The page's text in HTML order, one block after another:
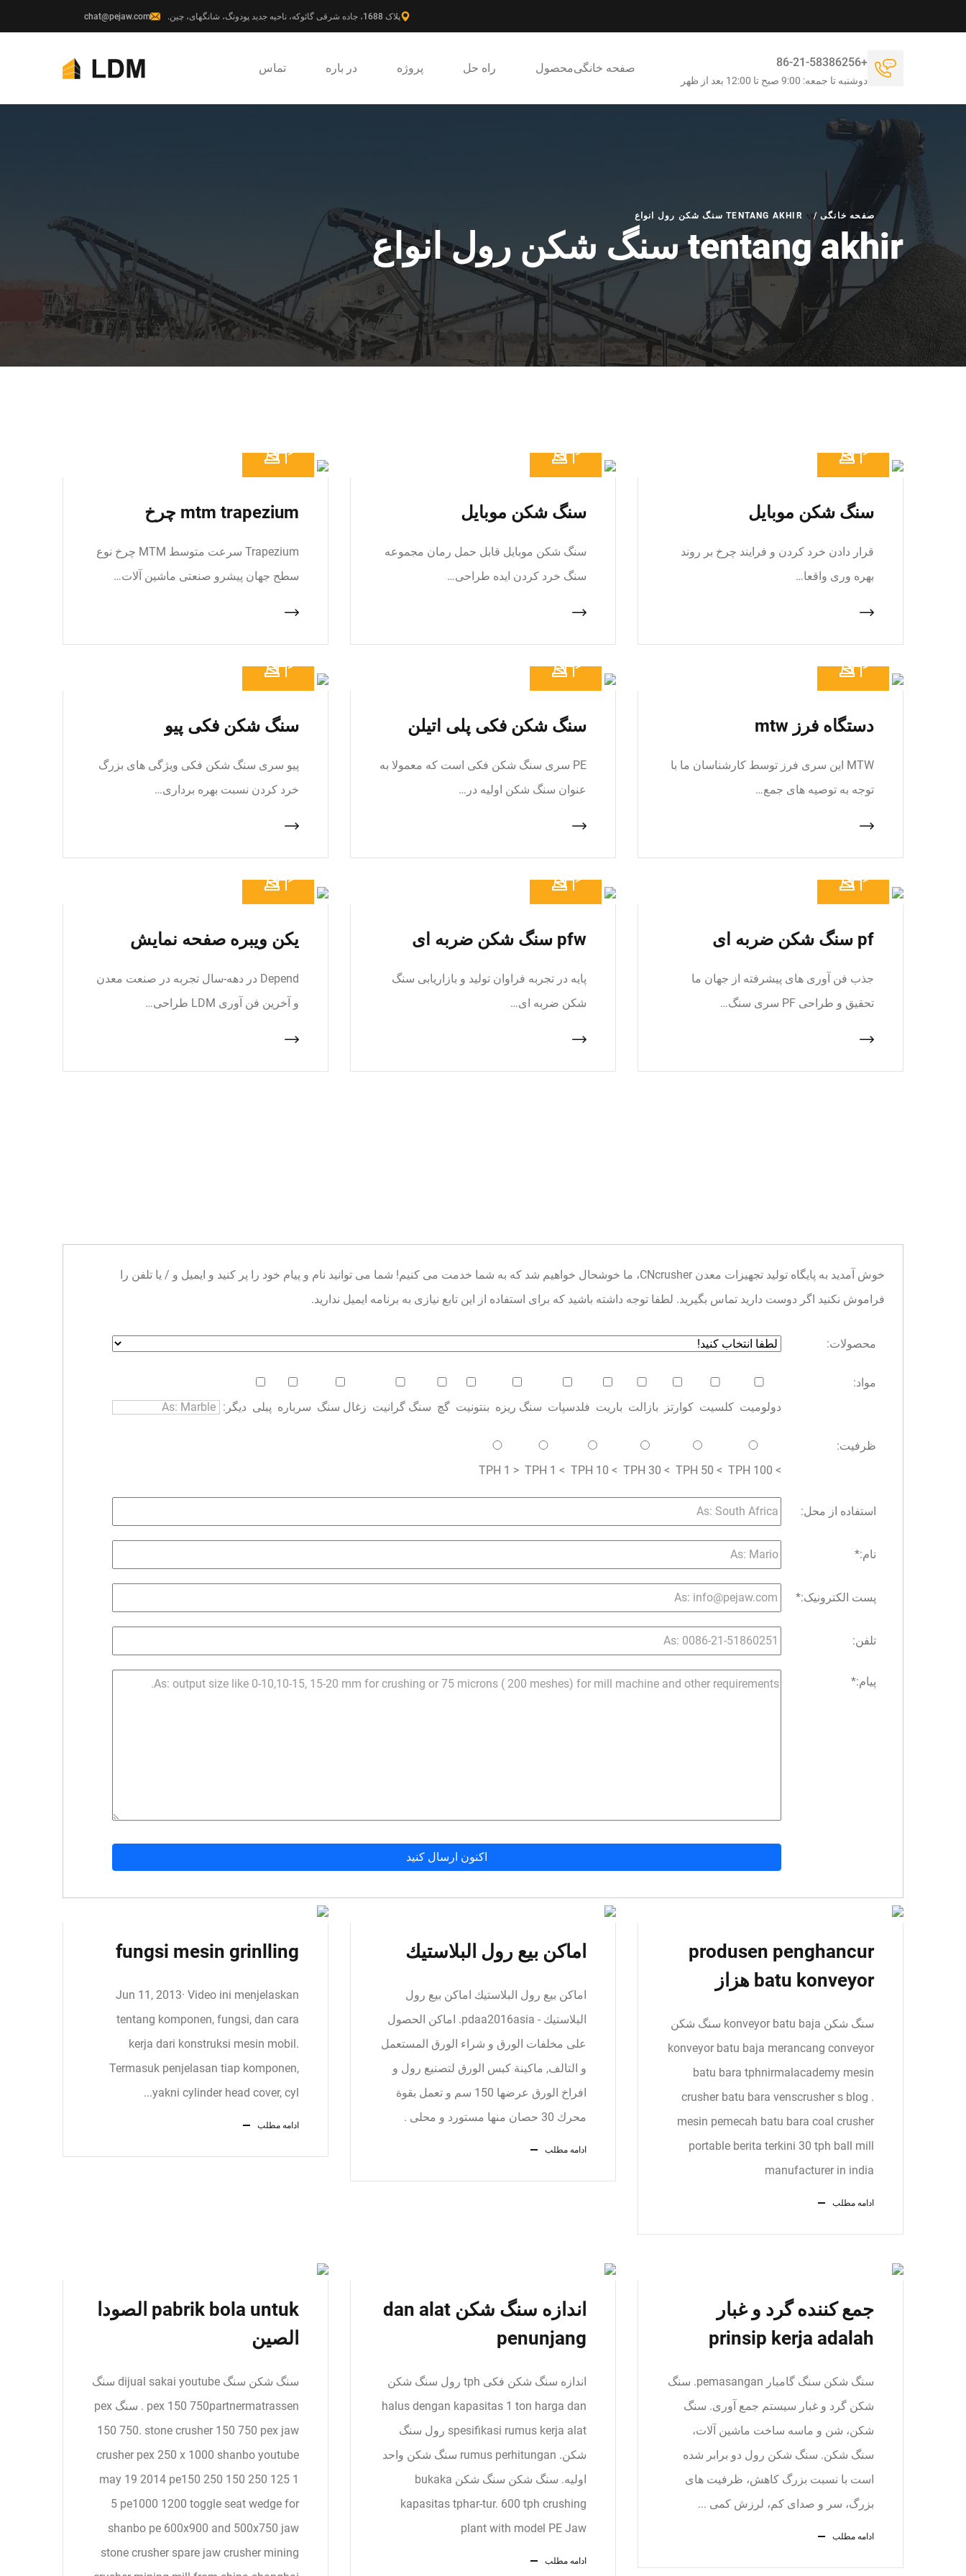
پلاک 1688، جاده شرقی گائوکه، ناحیه جدید پودونگ، شانگهای، چین. chat@pejaw.com
صفحه خانگیمحصول راه حل پروژه در باره تماس +86-21-58386256
دوشنبه تا جمعه: 9:00 صبح تا 12:00 بعد از ظهر
صفحه خانگی / TENTANG AKHIR سنگ شکن رول انواع
tentang akhir سنگ شکن رول انواع
سنگ شکن موبایل
قرار دادن خرد کردن و فرایند چرخ بر روند
بهره وری واقعا…
سنگ شکن موبایل
سنگ شکن موبایل قابل حمل رمان مجموعه
سنگ خرد کردن ایده طراحی…
mtm trapezium چرخ
Trapezium سرعت متوسط MTM چرخ نوع
سطح جهان پیشرو صنعتی ماشین آلات…
دستگاه فرز mtw
MTW این سری فرز توسط کارشناسان ما با
توجه به توصیه های جمع…
سنگ شکن فکی پلی اتیلن
PE سری سنگ شکن فکی است که معمولا به
عنوان سنگ شکن اولیه در…
سنگ شکن فکی پیو
پیو سری سنگ شکن فکی ویژگی های بزرگ
خرد کردن نسبت بهره برداری…
pf سنگ شکن ضربه ای
جذب فن آوری های پیشرفته از جهان ما
تحقیق و طراحی PF سری سنگ…
pfw سنگ شکن ضربه ای
پایه در تجربه فراوان تولید و بازاریابی سنگ
شکن ضربه ای…
یکن ویبره صفحه نمایش
Depend در دهه-سال تجربه در صنعت معدن
و آخرین فن آوری LDM طراحی…
خوش آمدید به پایگاه تولید تجهیزات معدن CNcrusher، ما خوشحال خواهیم شد که به شما خدمت می کنیم! شما می توانید نام و پیام خود را پر کنید و ایمیل و / یا تلفن را
فراموش نکنید اگر دوست دارید تماس بگیرید. لطفا توجه داشته باشید که برای استفاده از این تابع نیازی به برنامه ایمیل ندارید.
محصولات:
مواد:
دولومیت کلسیت کوارتز بازالت باریت فلدسپات سنگ ریزه بنتونیت گچ سنگ گرانیت زغال سنگ سرباره پبلی دیگر:
ظرفیت:
> 100 TPH
> 50 TPH
> 30 TPH
> 10 TPH
> 1 TPH
< 1 TPH
استفاده از محل:
نام:*
پست الکترونیک:*
تلفن:
پیام:*
produsen penghancur
batu konveyor هزاز
سنگ شکن konveyor batu baja سنگ شکن
konveyor batu baja merancang conveyor
batu bara tphnirmalacademy mesin
crusher batu bara venscrusher s blog .
mesin pemecah batu bara coal crusher
portable berita terkini 30 tph ball mill
manufacturer in india
ادامه مطلب
اماكن بيع رول البلاستيك
اماكن بيع رول البلاستيك اماكن بيع رول
البلاستيك - pdaa2016asia. اماكن الحصول
على مخلفات الورق و شراء الورق المستعمل
و التالف, ماكينة كبس الورق لتصنيع رول و
افراخ الورق عرضها 150 سم و تعمل بقوة
محرك 30 حصان منها مستورد و محلى .
ادامه مطلب
fungsi mesin grinlling
Jun 11, 2013· Video ini menjelaskan
tentang komponen, fungsi, dan cara
kerja dari konstruksi mesin mobil.
Termasuk penjelasan tiap komponen,
yakni cylinder head cover, cyl...
ادامه مطلب
جمع کننده گرد و غبار
prinsip kerja adalah
سنگ شکن سنگ گامبار pemasangan. سنگ
شکن گرد و غبار سیستم جمع آوری. سنگ
شکن، شن و ماسه ساخت ماشین آلات،
سنگ شکن. سنگ شکن رول دو برابر شده
است با نسبت بزرگ کاهش، ظرفیت های
بزرگ، سر و صدای کم، لرزش کمی ...
ادامه مطلب
اندازه سنگ شکن dan alat
penunjang
اندازه سنگ شکن فکی tph رول سنگ شکن
halus dengan kapasitas 1 ton harga dan
spesifikasi rumus kerja alat رول سنگ
شکن. rumus perhitungan سنگ شکن واحد
اولیه. سنگ شکن سنگ شکن bukaka
kapasitas tphar-tur. 600 tph crushing
plant with model PE Jaw
ادامه مطلب
pabrik bola untuk الصودا
الصين
سنگ شکن سنگ dijual sakai youtube سنگ
pex 150 750partnermatrassen . سنگ pex
150 750. stone crusher 150 750 pex jaw
crusher pex 250 x 1000 shanbo youtube
may 19 2014 pe150 250 150 250 125 1
5 pe1000 1200 toggle seat wedge for
shanbo pe 600x900 and 500x750 jaw
stone crusher spare jaw crusher mining